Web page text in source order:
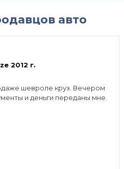
авто
2012 г.
шевроле круз. Вечером
и деньги переданы мне.